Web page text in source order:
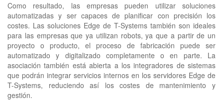
Como resultado, las empresas pueden utilizar soluciones
automatizadas y ser capaces de planificar con precisión los
costes. Las soluciones Edge de T-Systems también son ideales
para las empresas que ya utilizan robots, ya que a partir de un
proyecto o producto, el proceso de fabricación puede ser
automatizado y digitalizado completamente o en parte. La
asociación también está abierta a los integradores de sistemas
que podrán integrar servicios internos en los servidores Edge de
T-Systems, reduciendo así los costes de mantenimiento y
gestión.